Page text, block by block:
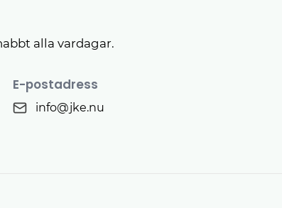
alla vardagar.
E-postadress
info@jke.nu